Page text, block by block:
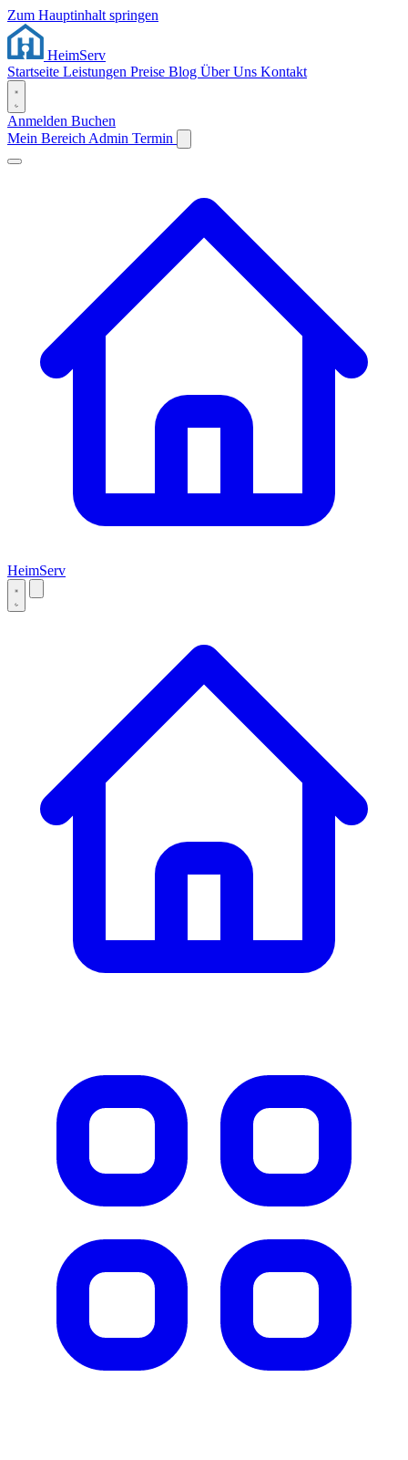
Zum Hauptinhalt springen
HeimServ
Startseite Leistungen Preise Blog Über Uns Kontakt
Anmelden Buchen
Mein Bereich Admin Termin
HeimServ